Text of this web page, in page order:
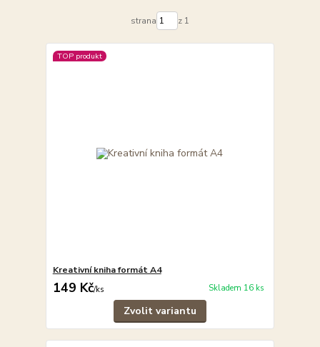
strana z 1
TOP produkt
Kreativní kniha formát A4
149 Kč/ks Skladem 16 ks
Zvolit variantu